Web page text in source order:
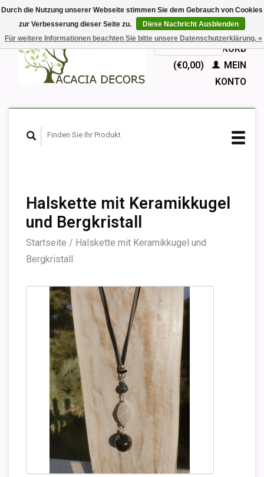
EUR
GBPDeutsch
Nederlands
English
IHR WARENKORB
(€0,00)
MEIN
KONTO
Halskette mit Keramikkugel
und Bergkristall
Startseite / Halskette mit Keramikkugel und
Bergkristall
Durch die Nutzung unserer Webseite stimmen Sie dem Gebrauch von Cookies
zur Verbesserung dieser Seite zu.
Diese Nachricht Ausblenden
Für weitere Informationen beachten Sie bitte unsere Datenschutzerklärung. »